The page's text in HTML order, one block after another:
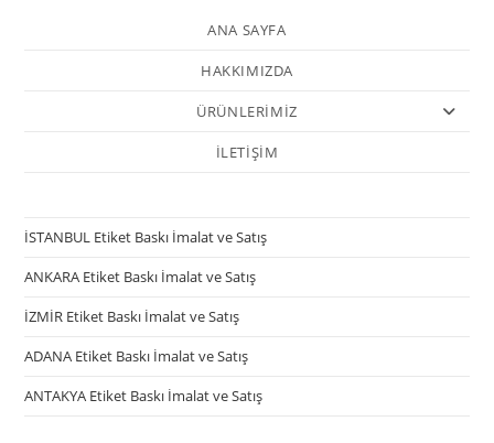
ANA SAYFA
HAKKIMIZDA
ÜRÜNLERİMİZ
İLETİŞİM
İSTANBUL Etiket Baskı İmalat ve Satış
ANKARA Etiket Baskı İmalat ve Satış
İZMİR Etiket Baskı İmalat ve Satış
ADANA Etiket Baskı İmalat ve Satış
ANTAKYA Etiket Baskı İmalat ve Satış